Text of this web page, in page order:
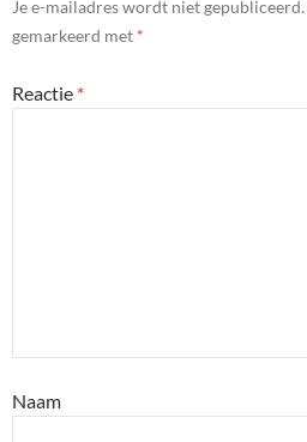
Je e-mailadres wordt niet gepubliceerd.
gemarkeerd met *
Reactie *
Naam